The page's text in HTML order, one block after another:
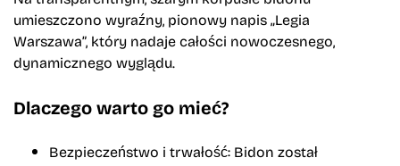
umieszczono wyraźny, pionowy napis „Legia
Warszawa”, który nadaje całości nowoczesnego,
dynamicznego wyglądu.
Dlaczego warto go mieć?
Bezpieczeństwo i trwałość: Bidon został